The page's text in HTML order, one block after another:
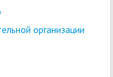
организации